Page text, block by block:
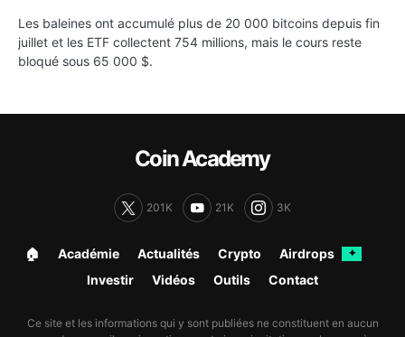
Les baleines ont accumulé plus de 20 000 bitcoins depuis fin
juillet et les ETF collectent 754 millions, mais le cours reste
bloqué sous 65 000 $.
Coin Academy
201K 21K 3K
🏠︎ Académie Actualités Crypto Airdrops ✦
Investir Vidéos Outils Contact
Ce site et les informations qui y sont publiées ne constituent en aucun